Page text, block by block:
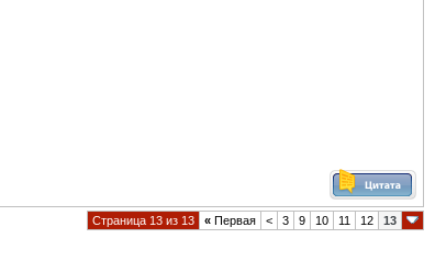
Страница 13 из 13 « Первая < 3 9 10 11 12 13